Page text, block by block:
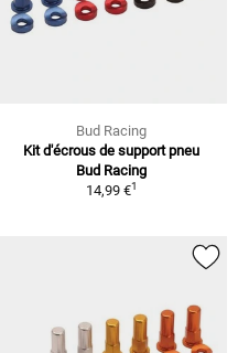
Bud Racing
Kit d'écrous de support pneu
Bud Racing
14,99 €1